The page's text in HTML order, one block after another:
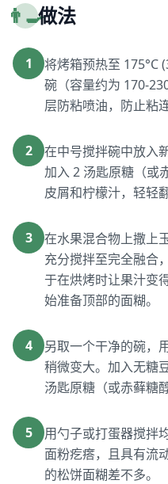
👨‍🍳做法
1
将烤箱预热至 175°C
碗（容量约为 170-
层防粘喷油，防止粘连
2
在中号搅拌碗中放入
加入 2 汤匙原糖（或
皮屑和柠檬汁，轻轻
3
在水果混合物上撒上
充分搅拌至完全融合
于在烘烤时让果汁变
始准备顶部的面糊。
4
另取一个干净的碗，
稍微变大。加入无糖
汤匙原糖（或赤藓糖
5
用勺子或打蛋器搅拌
面粉疙瘩，且具有流
的松饼面糊差不多。